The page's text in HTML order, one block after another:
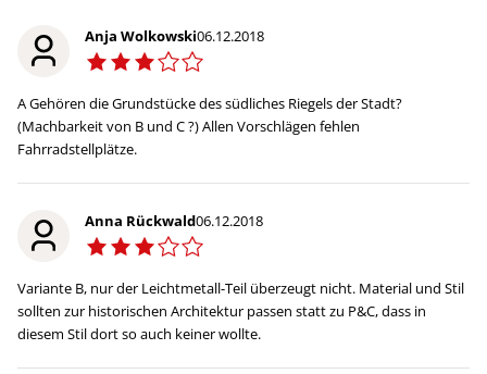
Anja Wolkowski06.12.2018
A Gehören die Grundstücke des südliches Riegels der Stadt?
(Machbarkeit von B und C ?) Allen Vorschlägen fehlen
Fahrradstellplätze.
Anna Rückwald06.12.2018
Variante B, nur der Leichtmetall-Teil überzeugt nicht. Material und Stil
sollten zur historischen Architektur passen statt zu P&C, dass in
diesem Stil dort so auch keiner wollte.